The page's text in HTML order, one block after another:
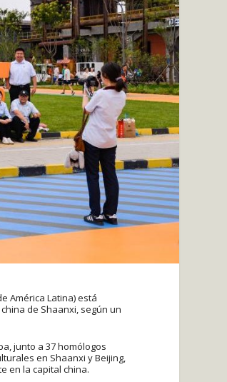
América Latina) está
de Shaanxi, según un
junto a 37 homólogos
en Shaanxi y Beijing,
en la capital china.